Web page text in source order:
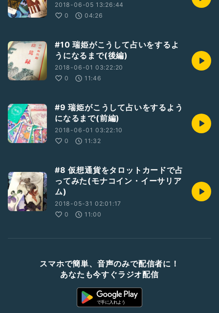
2018-06-05 13:26:44
0
04:26
#10 瑞姫がこうして占いをするよ
うになるまで(後編)
2018-06-01 03:22:20
0
11:46
#9 瑞姫がこうして占いをするよう
になるまで(前編)
2018-06-01 03:22:10
0
11:32
#8 仮想通貨をタロットカードで占
ってみた(モナコイン・イーサリア
ム)
2018-05-31 02:01:17
0
11:00
スマホで簡単、音声のみで配信者に！
あなたも今すぐラジオ配信